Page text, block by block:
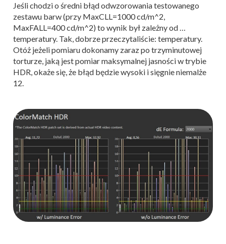
Jeśli chodzi o średni błąd odwzorowania testowanego
zestawu barw (przy MaxCLL=1000 cd/m^2,
MaxFALL=400 cd/m^2) to wynik był zależny od …
temperatury. Tak, dobrze przeczytaliście: temperatury.
Otóż jeżeli pomiaru dokonamy zaraz po trzyminutowej
torturze, jaką jest pomiar maksymalnej jasności w trybie
HDR, okaże się, że błąd będzie wysoki i sięgnie niemalże
12.